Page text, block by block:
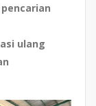
ulang